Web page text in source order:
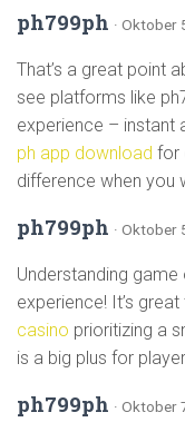
ph799ph · Oktober
That’s a great point
see platforms like
experience – instant
ph app download for
difference when you
ph799ph · Oktober
Understanding
experience! It’s
casino prioritizing a
is a big plus for
ph799ph · Oktober